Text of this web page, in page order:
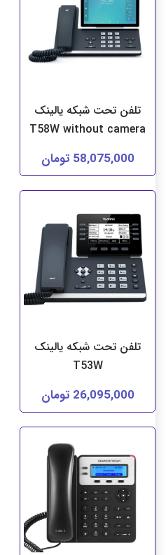
تلفن تحت شبکه یالینک
T58W without camera
58,075,000 تومان
تلفن تحت شبکه یالینک
T53W
26,095,000 تومان